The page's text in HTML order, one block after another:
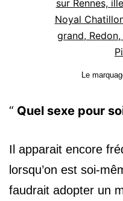
Le
Quel sexe pour
Il apparait encore
lorsqu’on est soi-
faudrait adopter un